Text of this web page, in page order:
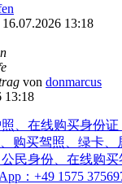
16.07.2026 13:18
von donmarcus
13:18
、在线购买身份证
、购买驾照、绿卡
民身份、在线购
：+49 1575